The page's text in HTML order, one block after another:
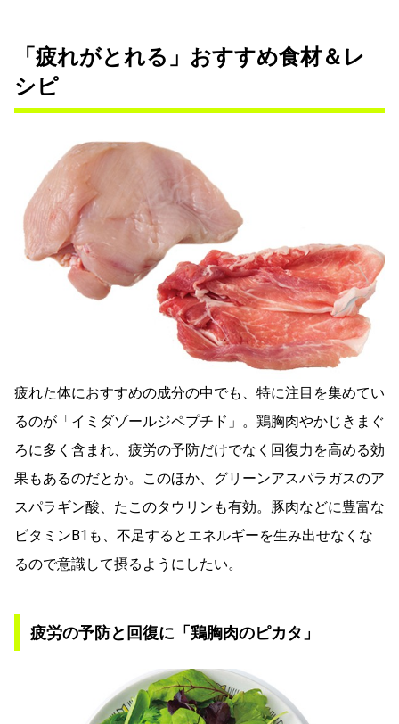
「疲れがとれる」おすすめ食材＆レ
シピ
疲れた体におすすめの成分の中でも、特に注目を集めてい
るのが「イミダゾールジペプチド」。鶏胸肉やかじきまぐ
ろに多く含まれ、疲労の予防だけでなく回復力を高める効
果もあるのだとか。このほか、グリーンアスパラガスのア
スパラギン酸、たこのタウリンも有効。豚肉などに豊富な
ビタミンB1も、不足するとエネルギーを生み出せなくな
るので意識して摂るようにしたい。
疲労の予防と回復に「鶏胸肉のピカタ」